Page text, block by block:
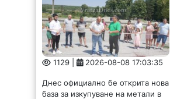
1129 | 2026-08-08 17:03:35
Днес официално бе открита нова
база за изкупуване на метали в